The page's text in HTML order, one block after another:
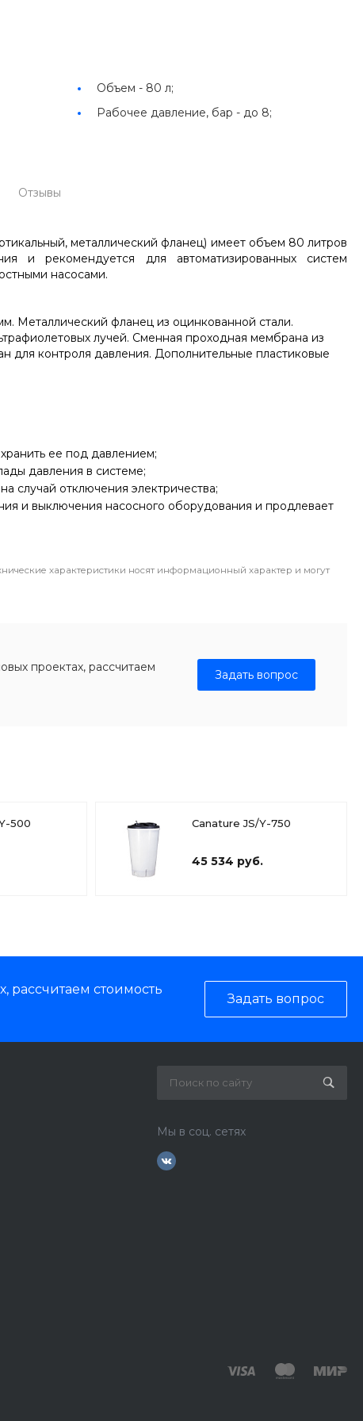
Объем - 80 л;
Рабочее давление, бар - до 8;
Отзывы
металлический фланец) имеет объем 80 литров
и рекомендуется для автоматизированных систем
насосами.
Металлический фланец из оцинкованной стали.
лучей. Сменная проходная мембрана из
для контроля давления. Дополнительные пластиковые
ее под давлением;
давления в системе;
случай отключения электричества;
и выключения насосного оборудования и продлевает
характеристики носят информационный характер и могут
проектах, рассчитаем
Задать вопрос
500 Canature JS/Y-750
45 534 руб.
рассчитаем стоимость
Задать вопрос
Мы в соц. сетях